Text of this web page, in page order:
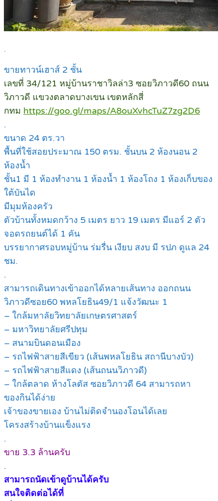
.
ขายทาวน์เฮาส์ 2 ชั้น
เลขที่ 34/121 หมู่บ้านราชาวิลล่า3 ซอยวิภาวดี60 ถนน
วิภาวดี แขวงตลาดบางเขน เขตหลักสี่
กทม https://goo.gl/maps/A8ouXvhcTuZ7zg2D6
.
ขนาด 24 ตร.วา
พื้นที่ใช้สอยประมาณ 150 ตรม. ชั้นบน 2 ห้องนอน 2
ห้องน้ำ
ชั้น1 มี 1 ห้องทำงาน 1 ห้องน้ำ 1 ห้องโถง 1 ห้องเก็บของ
ใต้บันได
มีมุมห้องครัว
ตัวบ้านทั้งหมดกว้าง 5 เมตร ยาว 19 เมตร มีแอร์ 2 ตัว
จอดรถยนต์ได้ 1 คัน
บรรยากาศรอบหมู่บ้าน ร่มรื่น เงียบ สงบ มี รปภ ดูแล 24
ชม.
.
สามารถเดินทางเข้าออกได้หลายเส้นทาง ออกถนน
วิภาวดีซอย60 พหลโยธิน49/1 แจ้งวัฒนะ 1
– ใกล้มหาลัยวิทยาลัยเกษตรศาสตร์
– มหาวิทยาลัยศรีปทุม
– สนามบินดอนเมือง
– รถไฟฟ้าสายสีเขียว (เส้นพหลโยธิน สถานีบางบัว)
– รถไฟฟ้าสายสีแดง (เส้นถนนวิภาวดี)
– ใกล้ตลาด ห้างโลตัส ซอยวิภาวดี 64 สามารถหา
ของกินได้ง่าย
เจ้าของขายเอง บ้านไม่ติดจำนองโอนได้เลย
โครงสร้างบ้านแข็งแรง
.
ขาย 3.3 ล้านครับ
.
สามารถนัดเข้าดูบ้านได้ครับ
สนใจติดต่อได้ที่